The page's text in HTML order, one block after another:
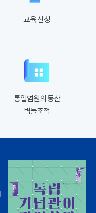
교육 신청
통일염원의 동산
벽돌조적